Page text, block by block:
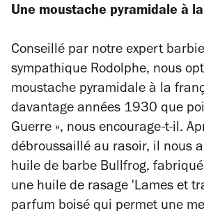
Une moustache pyramidale à
Conseillé par notre expert
sympathique Rodolphe, nous
moustache pyramidale à la
davantage années 1930 que
Guerre », nous encourage-t-il.
débroussaillé au rasoir, il nous
huile de barbe Bullfrog,
une huile de rasage 'Lames et
parfum boisé qui permet une